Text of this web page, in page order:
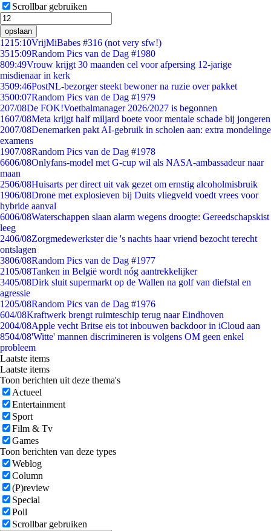
Scrollbar gebruiken
opslaan
1215:10VrijMiBabes #316 (not very sfw!)
3515:09Random Pics van de Dag #1980
809:49Vrouw krijgt 30 maanden cel voor afpersing 12-jarige
misdienaar in kerk
3509:46PostNL-bezorger steekt bewoner na ruzie over pakket
3500:07Random Pics van de Dag #1979
207/08De FOK!Voetbalmanager 2026/2027 is begonnen
1607/08Meta krijgt half miljard boete voor mentale schade bij jongeren
2007/08Denemarken pakt AI-gebruik in scholen aan: extra mondelinge
examens
1907/08Random Pics van de Dag #1978
6606/08Onlyfans-model met G-cup wil als NASA-ambassadeur naar
maan
2506/08Huisarts per direct uit vak gezet om ernstig alcoholmisbruik
1906/08Drone met explosieven bij Duits vliegveld voedt vrees voor
hybride aanval
6006/08Waterschappen slaan alarm wegens droogte: Gereedschapskist
leeg
2406/08Zorgmedewerkster die 's nachts haar vriend bezocht terecht
ontslagen
3806/08Random Pics van de Dag #1977
2105/08Tanken in België wordt nóg aantrekkelijker
3405/08Dirk sluit supermarkt op de Wallen na golf van diefstal en
agressie
1205/08Random Pics van de Dag #1976
604/08Kraftwerk brengt ruimteschip terug naar Eindhoven
2004/08Apple vecht Britse eis tot inbouwen backdoor in iCloud aan
8504/08'Witte' mannen discrimineren is volgens OM geen enkel
probleem
Laatste items
Laatste items
Toon berichten uit deze thema's
Actueel
Entertainment
Sport
Film & Tv
Games
Toon berichten van deze types
Weblog
Column
(P)review
Special
Poll
Scrollbar gebruiken